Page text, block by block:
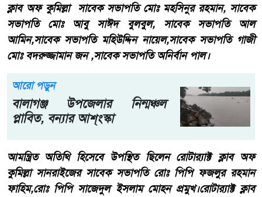
ক্লাব অফ কুমিল্লা সাবেক সভাপতি মোঃ মহসিনুর রহমান, সাবেক
সভাপতি মোঃ আবু সাঈদ বুলবুল, সাবেক সভাপতি আল
আমিন,সাবেক সভাপতি মহিউদ্দিন নায়েল,সাবেক সভাপতি গাজী
মোঃ বদরুজ্জামান জন ,সাবেক সভাপতি অনির্বান পাল।
আরো পড়ুন
বালাগঞ্জ উপজেলার নিন্মঞ্চল
প্লাবিত, ব্ন্যার আশ্ংস্কা
আমন্ত্রিত অতিথি হিসেবে উপস্থিত ছিলেন রোটার‍্যাক্ট ক্লাব অফ
কুমিল্লা সানরাইজের সাবেক সভাপতি রোঃ পিপি ফজলুর রহমান
ফাহিম,রোঃ পিপি সাজেদুল ইসলাম মোহন প্রমুখ।রোটার‍্যাক্ট ক্লাব